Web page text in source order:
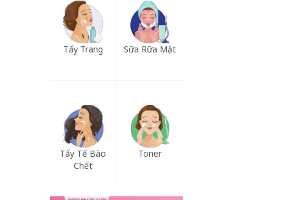
Tẩy Trang Sữa Rữa Mặt
Tẩy Tế Bào
Chết
Toner